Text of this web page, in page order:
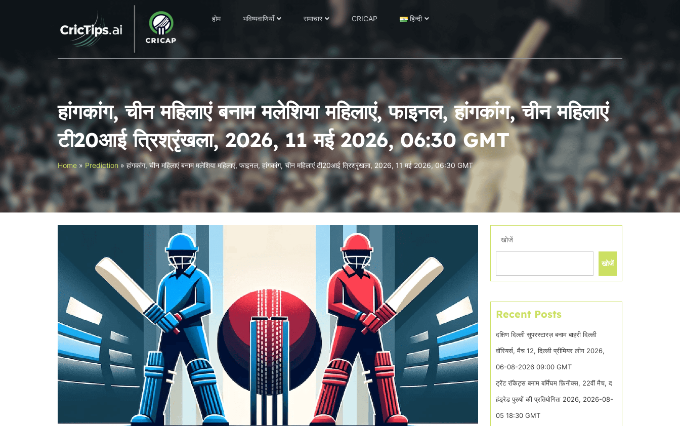
होम भविष्यवाणियाँ समाचार CRICAP हिन्दी
हांगकांग, चीन महिलाएं बनाम मलेशिया महिलाएं, फाइनल, हांगकांग, चीन महिलाएं
टी20आई त्रिश्रृंखला, 2026, 11 मई 2026, 06:30 GMT
Home » Prediction »हांगकांग, चीन महिलाएं बनाम मलेशिया महिलाएं, फाइनल, हांगकांग, चीन महिलाएं टी20आई त्रिश्रृंखला, 2026, 11 मई 2026, 06:30 GMT
खोजें
खोजें
Recent Posts
दक्षिण दिल्ली सुपरस्टारज़ बनाम बाहरी दिल्ली
वॉरियर्स, मैच 12, दिल्ली प्रीमियर लीग 2026,
06-08-2026 09:00 GMT
ट्रेंट रॉकेट्स बनाम बर्मिंघम फ़िनीक्स, 22वीं मैच, द
हंड्रेड पुरुषों की प्रतियोगिता 2026, 2026-08-
05 18:30 GMT